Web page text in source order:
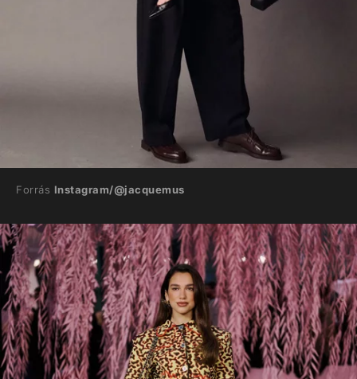
Forrás Instagram/@jacquemus